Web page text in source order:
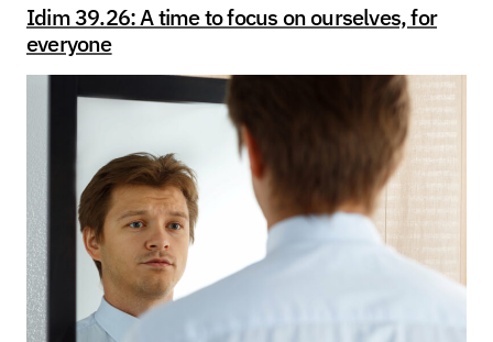
Idim 39.26: A time to focus on ourselves, for
everyone